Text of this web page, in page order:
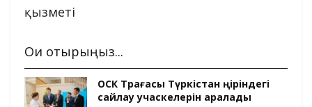
қызметі
Оқи отырыңыз...
ОСК Төрағасы Түркістан өңіріндегі
сайлау учаскелерін аралады